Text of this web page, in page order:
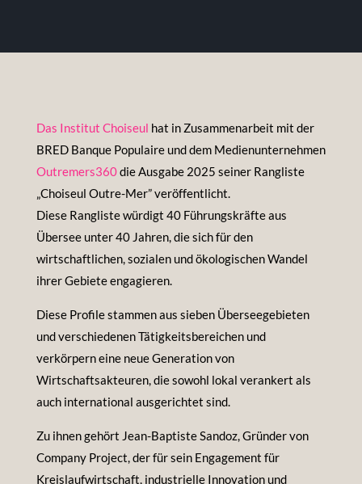
Das Institut Choiseul hat in Zusammenarbeit mit der
BRED Banque Populaire und dem Medienunternehmen
Outremers360die Ausgabe 2025 seiner Rangliste
„Choiseul Outre-Mer” veröffentlicht.
Diese Rangliste würdigt 40 Führungskräfte aus
Übersee unter 40 Jahren, die sich für den
wirtschaftlichen, sozialen und ökologischen Wandel
ihrer Gebiete engagieren.
Diese Profile stammen aus sieben Überseegebieten
und verschiedenen Tätigkeitsbereichen und
verkörpern eine neue Generation von
Wirtschaftsakteuren, die sowohl lokal verankert als
auch international ausgerichtet sind.
Zu ihnen gehört Jean-Baptiste Sandoz, Gründer von
Company Project, der für sein Engagement für
Kreislaufwirtschaft, industrielle Innovation und